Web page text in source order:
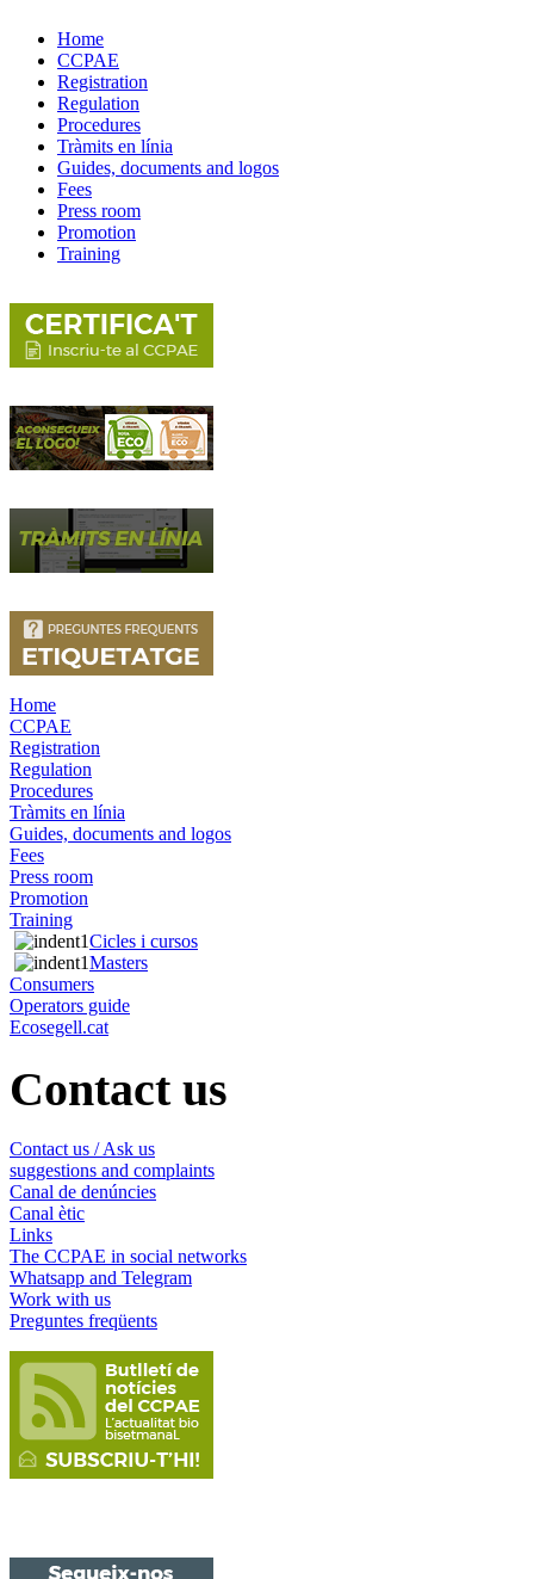
Home
CCPAE
Registration
Regulation
Procedures
Tràmits en línia
Guides, documents and logos
Fees
Press room
Promotion
Training
Home
CCPAE
Registration
Regulation
Procedures
Tràmits en línia
Guides, documents and logos
Fees
Press room
Promotion
Training
Cicles i cursos
Masters
Consumers
Operators guide
Ecosegell.cat
Contact us
Contact us / Ask us
suggestions and complaints
Canal de denúncies
Canal ètic
Links
The CCPAE in social networks
Whatsapp and Telegram
Work with us
Preguntes freqüents